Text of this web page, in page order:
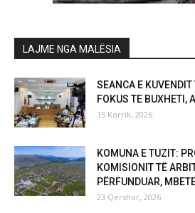
LAJME NGA MALËSIA
SEANCA E
FOKUS TE BUXHETI,
15 Korrik, 2026
KOMUNA E TUZIT:
KOMISIONIT TË
PËRFUNDUAR,
23 Qershor, 2026